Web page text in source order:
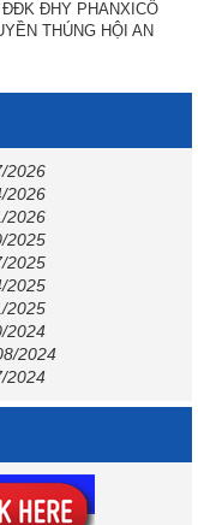
ĐHY PHANXICÔ
THÚNG HỘI AN
2026
2026
2026
2025
2025
2025
2025
2024
2024
2024